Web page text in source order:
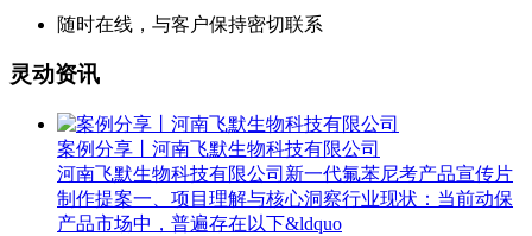
随时在线，与客户保持密切联系
灵动资讯
案例分享丨河南飞默生物科技有限公司
河南飞默生物科技有限公司新一代氟苯尼考产品宣传片
制作提案一、项目理解与核心洞察行业现状：当前动保
产品市场中，普遍存在以下&ldquo